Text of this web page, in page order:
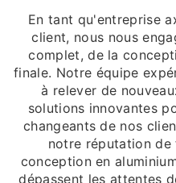
En tant qu'entreprise
client, nous nous
complet, de la
finale. Notre équipe
à relever de
solutions innovantes
changeants de nos
notre réputation
conception en
dépassent les attentes